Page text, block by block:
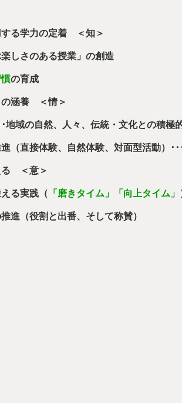
する学力の定着 ＜知＞
しさのある授業」の創造
の育成
の涵養 ＜情＞
域の自然、人々、伝統・文化との積極
（直接体験、自然体験、対面型活動）･･
る ＜意＞
る実践（ 「磨きタイム」「向上タイム」
進（役割と出番、そして称賛）